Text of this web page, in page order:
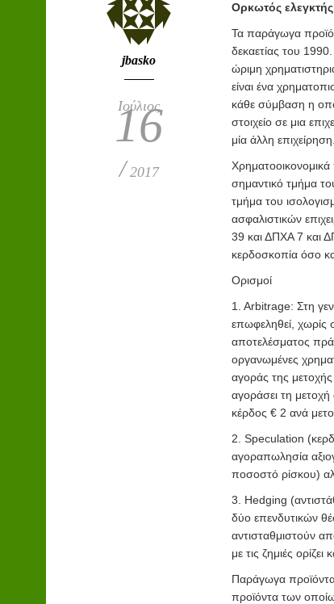
jbasko
Ιούλιος
16
/ 2017
Ορκωτός
Τα παράγωγα
δεκαετίας του
ώριμη
είναι ένα
κάθε σύμβαση η
στοιχείο σε μια
μία άλλη επιχείρηση.
Χρηματοοικονομικά
σημαντικό τμήμα
τμήμα του
ασφαλιστικών
39 και ΔΠΧΑ 7 και
κερδοσκοπία όσο
Ορισμοί
1. Arbitrage: Στη
επωφεληθεί, χωρίς
αποτελέσματος
οργανωμένες
αγοράς της
αγοράσει τη
κέρδος € 2 ανά
2. Speculation
αγοραπωλησία
ποσοστό ρίσκου)
3. Hedging
δύο επενδυτικών
αντισταθμιστούν
με τις ζημιές
Παράγωγα
προϊόντα των